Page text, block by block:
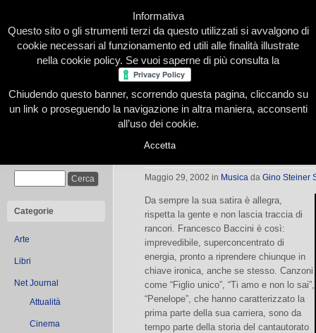
Home Presentazione Redazione Le nostre firme
Categorie
Arte
Libri
Net Journal
Attualità
Cinema
Baccini: Forza Francesco!
Maggio 29, 2002 in Musica da Gino Steiner
Da sempre la sua satira è allegra,
rispetta la gente e non lascia traccia di
rancori. Francesco Baccini è così:
imprevedibile, superconcentrato di
energia, pronto a riprendere chiunque in
chiave ironica, anche se stesso. Canzoni
come “Figlio unico”, “Ti amo e non lo sai”,
“Penelope”, che hanno caratterizzato la
prima parte della sua carriera, sono da
tempo parte della storia del cantautorato
Informativa
Questo sito o gli strumenti terzi da questo utilizzati si avvalgono di
cookie necessari al funzionamento ed utili alle finalità illustrate
nella cookie policy. Se vuoi saperne di più consulta la
Chiudendo questo banner, scorrendo questa pagina, cliccando su
un link o proseguendo la navigazione in altra maniera, acconsenti
all’uso dei cookie.
Accetta